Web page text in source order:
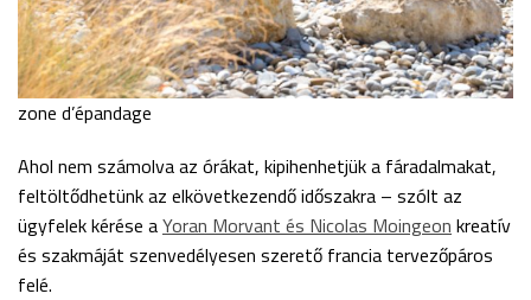
zone d’épandage
Ahol nem számolva az órákat, kipihenhetjük a fáradalmakat,
feltöltődhetünk az elkövetkezendő időszakra – szólt az
ügyfelek kérése aYoran Morvant és Nicolas Moingeon kreatív
és szakmáját szenvedélyesen szerető francia tervezőpáros
felé.